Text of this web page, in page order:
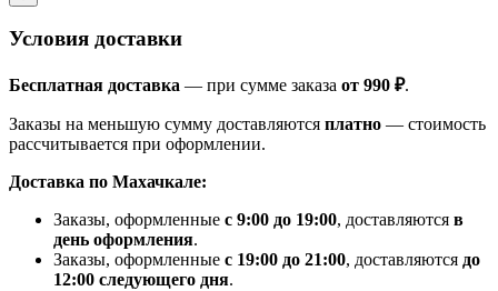
Условия доставки
Бесплатная доставка — при сумме заказа от 990 ₽.
Заказы на меньшую сумму доставляются платно — стоимость
рассчитывается при оформлении.
Доставка по Махачкале:
Заказы, оформленные с 9:00 до 19:00, доставляются в
день оформления.
Заказы, оформленные с 19:00 до 21:00, доставляются до
12:00 следующего дня.